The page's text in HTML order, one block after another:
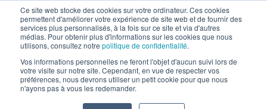
Ce site web stocke des cookies sur votre ordinateur. Ces cookies
permettent d'améliorer votre expérience de site web et de fournir des
services plus personnalisés, à la fois sur ce site et via d'autres
médias. Pour obtenir plus d'informations sur les cookies que nous
utilisons, consultez notre politique de confidentialité.
Vos informations personnelles ne feront l'objet d'aucun suivi lors de
votre visite sur notre site. Cependant, en vue de respecter vos
préférences, nous devrons utiliser un petit cookie pour que nous
n'ayons pas à vous les redemander.